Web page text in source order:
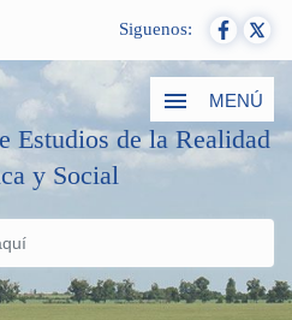
Siguenos:
MENÚ
Estudios de la Realidad
y Social